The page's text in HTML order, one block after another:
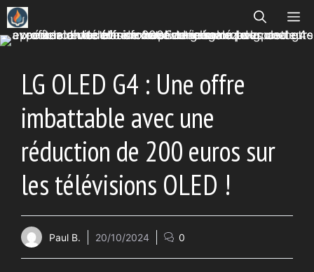
Aller
au
contenu
LG OLED G4 : Une offre
imbattable avec une
réduction de 200 euros sur
les télévisions OLED !
Paul B. 20/10/2024 0